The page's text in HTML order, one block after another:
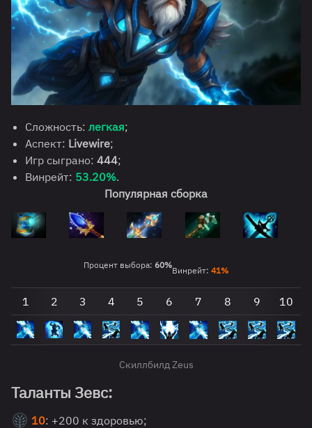
Сложность: легкая;
Аспект: Livewire;
Игр сыграно: 444;
Винрейт: 53.20%.
Популярная сборка
Процент выбора: 60%
Винрейт: 41%
1 2 3 4 5 6 7 8 9 10
Скиллбилд Zeus
Таланты Зевс:
10: +200 к здоровью;